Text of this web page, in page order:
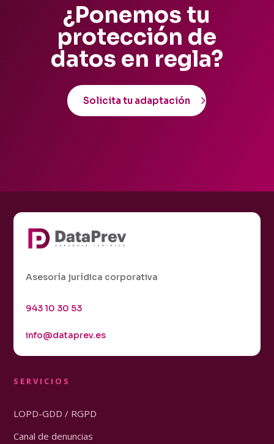
¿Ponemos tu
protección de
datos en regla?
Solicita tu adaptación
Asesoría jurídica corporativa
943 10 30 53
info@dataprev.es
SERVICIOS
LOPD-GDD / RGPD
Canal de denuncias